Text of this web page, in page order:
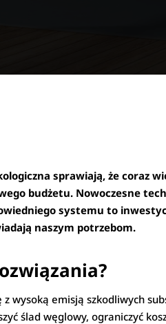
sprawiają, że coraz
budżetu. Nowoczesne
systemu to
naszym potrzebom.
wysoką emisją szkodliwych
ślad węglowy, ograniczyć